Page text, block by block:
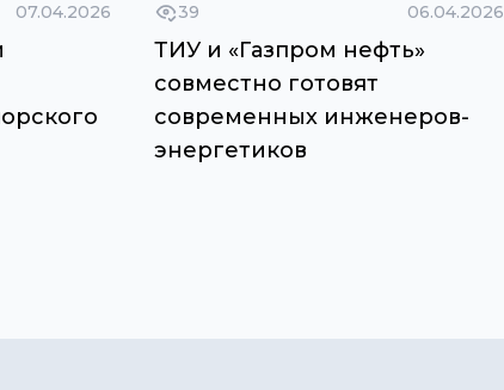
07.04.2026 39 06.04.2026
ТИУ и «Газпром нефть»
совместно готовят
современных инженеров-
энергетиков